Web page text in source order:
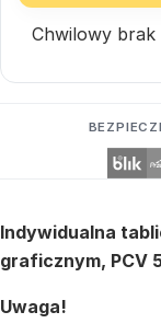
Chwilowy
Indywidualna
graficznym, PCV
Uwaga!